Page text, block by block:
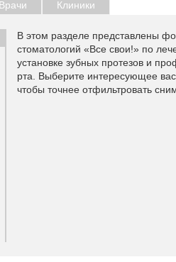
Врачи Клиники
В этом разделе представлены
стоматологий «Все свои!» по
установке зубных протезов и
рта. Выберите интересующее
чтобы точнее отфильтровать